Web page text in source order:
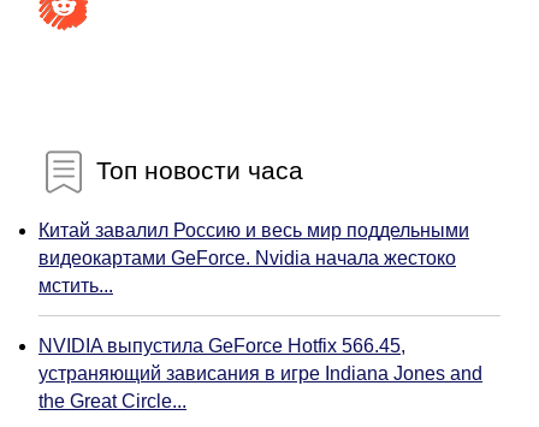
Топ новости часа
Китай завалил Россию и весь мир поддельными
видеокартами GeForce. Nvidia начала жестоко
мстить...
NVIDIA выпустила GeForce Hotfix 566.45,
устраняющий зависания в игре Indiana Jones and
the Great Circle...